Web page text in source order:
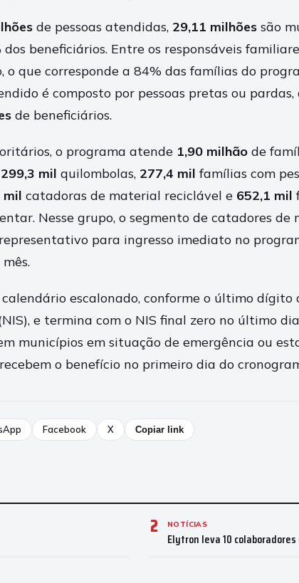
de pessoas atendidas, 29,11 milhões são
beneficiários. Entre os responsáveis
o que corresponde a 84% das famílias do
é composto por pessoas pretas ou
de beneficiários.
o programa atende 1,90 milhão de
299,3 mil quilombolas, 277,4 mil famílias com
mil catadoras de material reciclável e 652,1 mil
Nesse grupo, o segmento de catadores de
para ingresso imediato no
escalonado, conforme o último dígito
e termina com o NIS final zero no último
municípios em situação de emergência ou
o benefício no primeiro dia do
Facebook X Copiar link
2 NOTÍCIAS
Elytron leva 10 colaboradores